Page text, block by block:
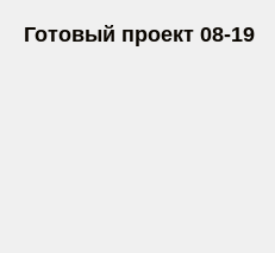
Готовый проект 08-19